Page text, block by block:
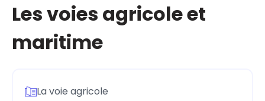
Les voies agricole et
maritime
La voie agricole